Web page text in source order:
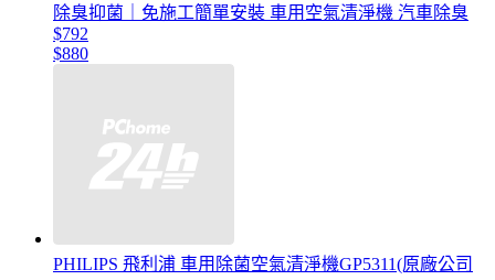
除臭抑菌｜免施工簡單安裝 車用空氣清淨機 汽車除臭
$792
$880
PHILIPS 飛利浦 車用除菌空氣清淨機GP5311(原廠公司